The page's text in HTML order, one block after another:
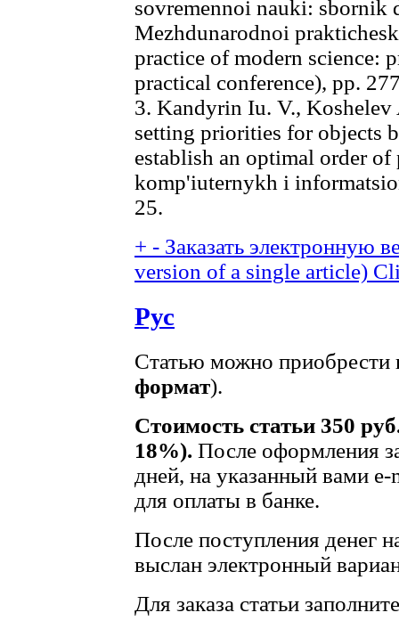
sovremennoi nauki: sbornik
Mezhdunarodnoi
practice of modern science:
practical conference), pp.
3. Kandyrin Iu. V.,
setting priorities for objects
establish an optimal order
komp'iuternykh i
25.
+ - Заказать электронную
version of a single article)
Рус
Статью можно приобрести
формат).
Стоимость статьи 350
18%). После оформления
дней, на указанный вами
для оплаты в банке.
После поступления денег
выслан электронный
Для заказа статьи